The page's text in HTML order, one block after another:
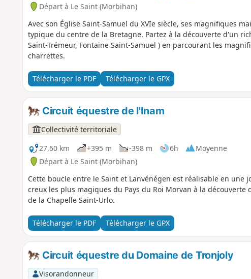
Départ à Le Saint (Morbihan)
Avec son Église Saint-Samuel du XVIe siècle, ses magnifiques
typique du centre de la Bretagne. Partez à la découverte d'un
Saint-Trémeur, Fontaine Saint-Samuel ) en parcourant les
charrettes.
Télécharger le PDF Télécharger le GPX
Circuit équestre de l'Inam
Collectivité territoriale
27,60 km
+395 m -398 m 6h
Moyenne
Départ à Le Saint (Morbihan)
Cette boucle entre le Saint et Lanvénégen est réalisable en une
creux les plus magiques du Pays du Roi Morvan à la
de la Chapelle Saint-Urlo.
Télécharger le PDF Télécharger le GPX
Circuit équestre du Domaine de Tronjoly
Visorandonneur